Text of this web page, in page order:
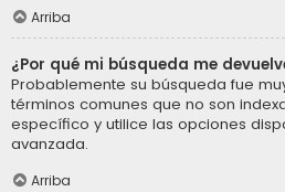
Arriba
¿Por qué mi búsqueda me
Probablemente su búsqueda fue
términos comunes que no son
específico y utilice las opciones
avanzada.
Arriba